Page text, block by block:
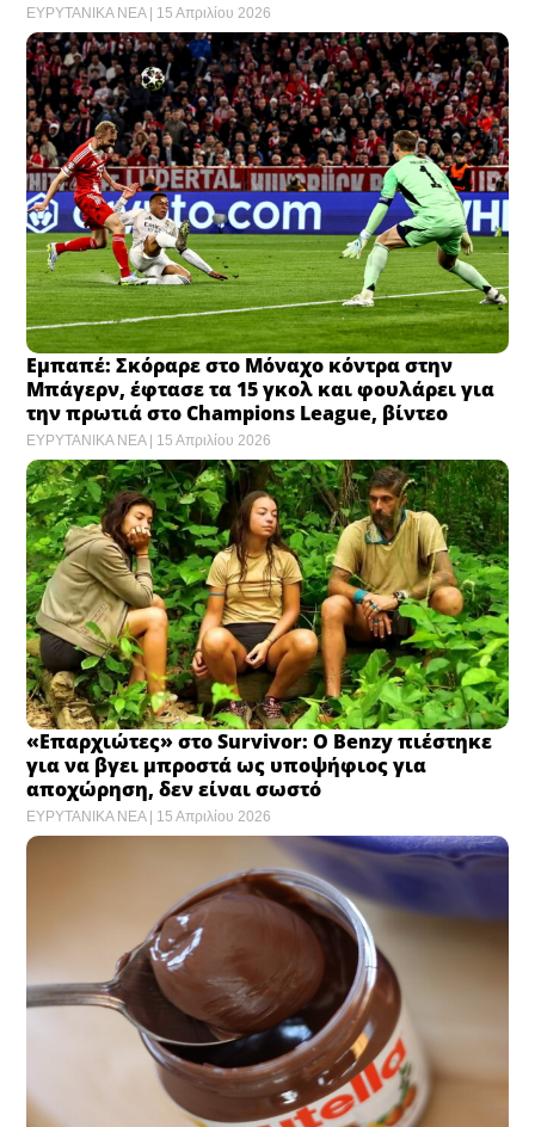
ΕΥΡΥΤΑΝΙΚΑ ΝΕΑ 15 Απριλίου 2026
Εμπαπέ: Σκόραρε στο Μόναχο κόντρα στην
Μπάγερν, έφτασε τα 15 γκολ και φουλάρει για
την πρωτιά στο Champions League, βίντεο
ΕΥΡΥΤΑΝΙΚΑ ΝΕΑ 15 Απριλίου 2026
«Επαρχιώτες» στο Survivor: Ο Benzy πιέστηκε
για να βγει μπροστά ως υποψήφιος για
αποχώρηση, δεν είναι σωστό
ΕΥΡΥΤΑΝΙΚΑ ΝΕΑ 15 Απριλίου 2026